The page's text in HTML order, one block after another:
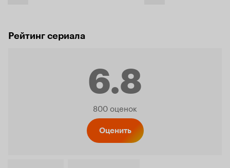
Рейтинг сериала
6.8
Рейтинг
800 оценок
Оценить